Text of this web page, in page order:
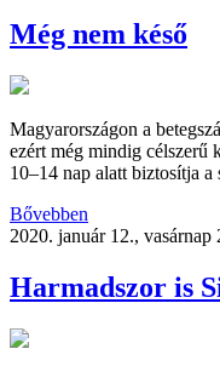
Még nem késő
Magyarországon a
ezért még mindig célszerű
10–14 nap alatt biztosítja a
Bővebben
2020. január 12., vasárnap
Harmadszor is